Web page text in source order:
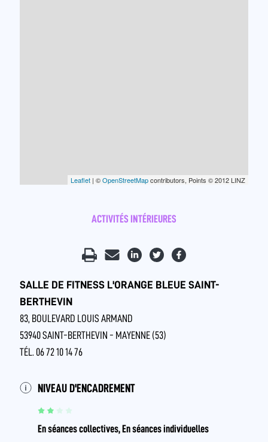
Leaflet | ©OpenStreetMapcontributors, Points © 2012 LINZ
ACTIVITÉS INTÉRIEURES
SALLE DE FITNESS L'ORANGE BLEUE SAINT-
BERTHEVIN
83, BOULEVARD LOUIS ARMAND
53940 SAINT-BERTHEVIN - MAYENNE (53)
TÉL. 06 72 10 14 76
NIVEAU D'ENCADREMENT
En séances collectives, En séances individuelles